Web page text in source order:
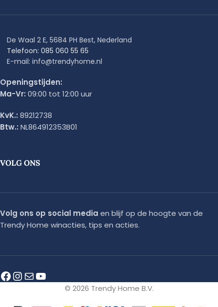
De Waal 2 E, 5684 PH Best, Nederland
Telefoon: 085 060 55 65
E-mail: info@trendyhome.nl
Openingstijden:
Ma-Vr: 09:00 tot 12:00 uur
KvK.: 89212738
Btw.: NL864912353B01
VOLG ONS
Volg ons op social media en blijf op de hoogte van de
Trendy Home winacties, tips en acties.
© 2026 Trendy Home B.V.